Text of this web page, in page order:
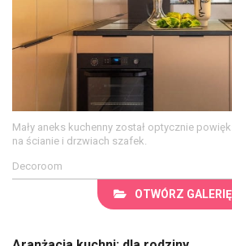
Mały aneks kuchenny został optycznie
na ścianie i drzwiach szafek.
Decoroom
OTWÓRZ GALERIĘ